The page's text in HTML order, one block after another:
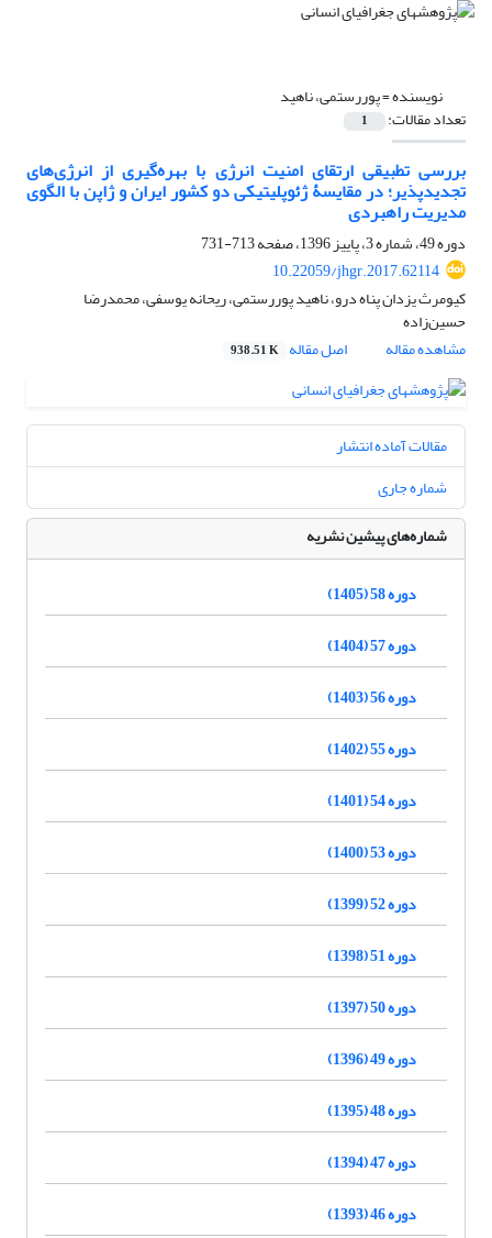
نویسنده =پوررستمی، ناهید
تعداد مقالات: 1
بررسی تطبیقی ارتقای امنیت انرژی با بهره‌گیری از انرژی‌های
تجدیدپذیر؛ در مقایسۀ ژئوپلیتیکی دو کشور ایران و ژاپن با الگوی
مدیریت راهبردی
دوره 49، شماره 3، پاییز 1396، صفحه
713-731
10.22059/jhgr.2017.62114
کیومرث یزدان پناه درو، ناهید پوررستمی، ریحانه یوسفی، محمدرضا
حسین‌زاده
مشاهده مقاله
اصل مقاله 938.51 K
مقالات آماده انتشار
شماره جاری
شماره‌های پیشین نشریه
دوره 58 (1405)
دوره 57 (1404)
دوره 56 (1403)
دوره 55 (1402)
دوره 54 (1401)
دوره 53 (1400)
دوره 52 (1399)
دوره 51 (1398)
دوره 50 (1397)
دوره 49 (1396)
دوره 48 (1395)
دوره 47 (1394)
دوره 46 (1393)